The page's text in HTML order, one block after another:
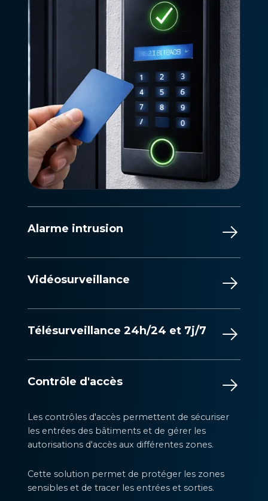
Alarme intrusion
Vidéosurveillance
Télésurveillance 24h/24 et 7j/7
Contrôle d'accès
Les contrôles d'accès permettent de sécuriser
les entrées des bâtiments et de gérer les
autorisations d'accès aux différentes zones.
Cette solution permet de protéger les zones
sensibles et de tracer les entrées et sorties.